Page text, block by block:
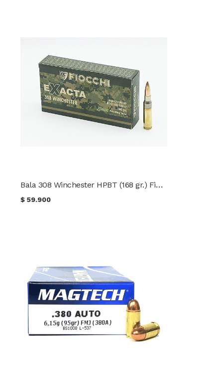
Bala 308 Winchester HPBT (168 gr.) Fiocchi
$59.900